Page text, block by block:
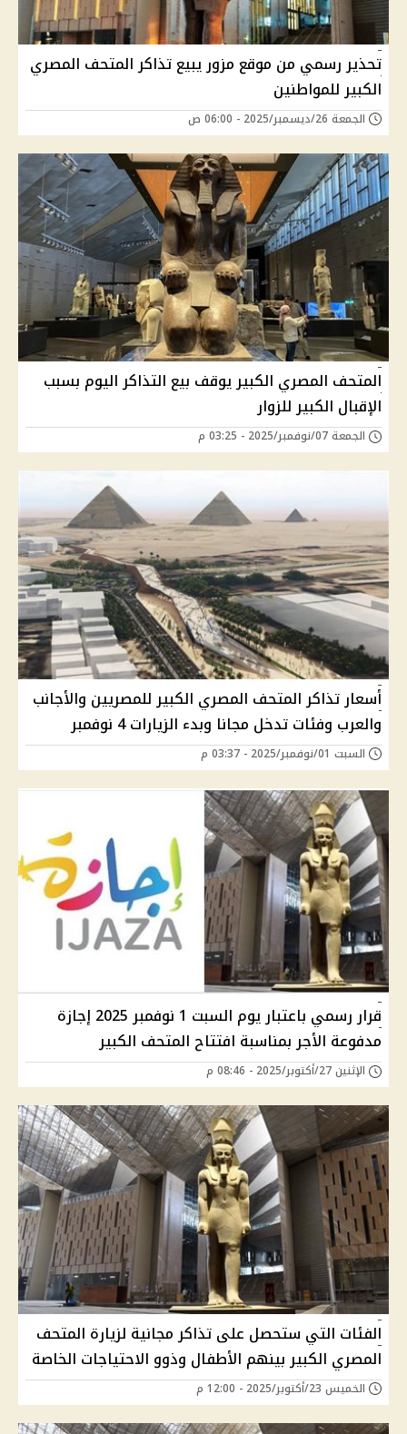
تحذير رسمي من موقع مزور يبيع تذاكر المتحف المصري
الكبير للمواطنين
الجمعة 26/ديسمبر/2025 - 06:00 ص
المتحف المصري الكبير يوقف بيع التذاكر اليوم بسبب
الإقبال الكبير للزوار
الجمعة 07/نوفمبر/2025 - 03:25 م
أسعار تذاكر المتحف المصري الكبير للمصريين والأجانب
والعرب وفئات تدخل مجانا وبدء الزيارات 4 نوفمبر
السبت 01/نوفمبر/2025 - 03:37 م
قرار رسمي باعتبار يوم السبت 1 نوفمبر 2025 إجازة
مدفوعة الأجر بمناسبة افتتاح المتحف الكبير
الإثنين 27/أكتوبر/2025 - 08:46 م
الفئات التي ستحصل على تذاكر مجانية لزيارة المتحف
المصري الكبير بينهم الأطفال وذوو الاحتياجات الخاصة
الخميس 23/أكتوبر/2025 - 12:00 م